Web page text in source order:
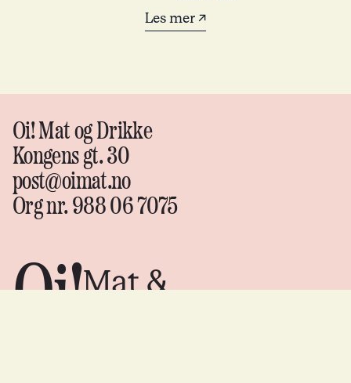
Les mer ↗
Oi! Mat og Drikke
Kongens gt. 30
post@oimat.no
Org nr. 988 06 7075
Oi!Mat &